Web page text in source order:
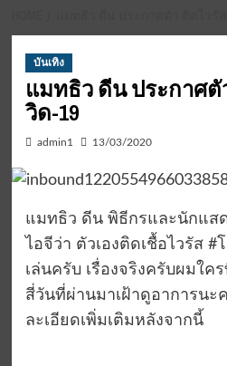
บันเทิง
แมทธิว ดีน ประกาศตั
วิด-19
admin1 13/03/2020
แมทธิว ดีน พิธีกรและนักแส
ไอจีว่า ตัวเองติดเชื้อไวรัส #
เล่นครับ เรื่องจริงครับผมใค
สี่วันที่ผ่านมาเฝ้าดูอาการนะ
ละเอียดเพิ่มเติมหลังจากนี้